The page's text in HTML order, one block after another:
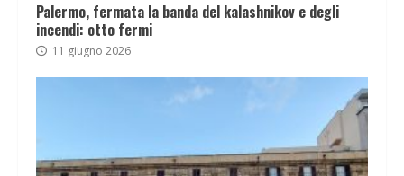
Palermo, fermata la banda del kalashnikov e degli
incendi: otto fermi
11 giugno 2026